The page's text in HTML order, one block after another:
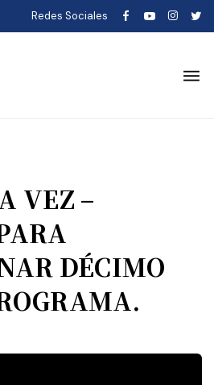
Redes Sociales
VEZ –
DÉCIMO